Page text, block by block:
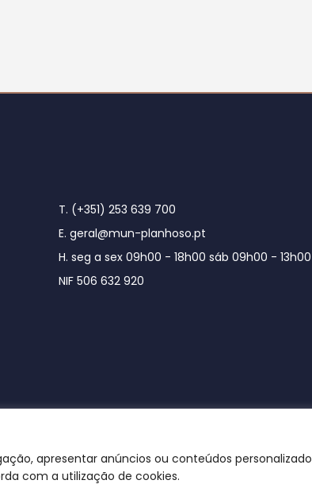
apresentar anúncios ou conteúdos
com a utilização de cookies.
T. (+351) 253 639 700
E. geral@mun-planhoso.pt
H. seg a sex 09h00 - 18h00 sáb 09h00 - 13h00
NIF 506 632 920